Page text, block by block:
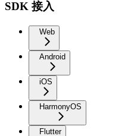
SDK 接入
Web
Android
iOS
HarmonyOS
Flutter